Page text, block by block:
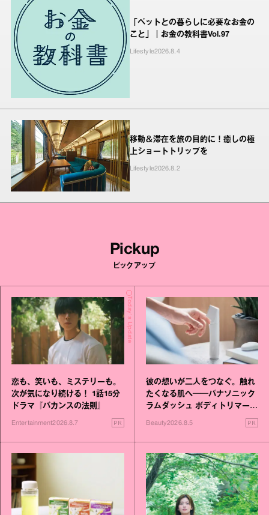
「ペットとの暮らしに必要なお金の
こと」｜お金の教科書Vol.97
Lifestyle2026.8.4
移動＆滞在を旅の目的に！癒しの極
上ショートトリップを
Lifestyle2026.8.2
Pickup
ピックアップ
Today's Update
恋も、笑いも、ミステリーも。
次が気になり続ける！ 1話15分
ドラマ『バカンスの法則』
Entertainment2026.8.7 PR
彼の想いが二人をつなぐ。触れ
たくなる肌へ──パナソニック
ラムダッシュ ボディトリマーが
Beauty2026.8.5 PR